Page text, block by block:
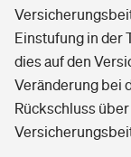
Einstufung in der
dies auf den
Veränderung bei
Rückschluss